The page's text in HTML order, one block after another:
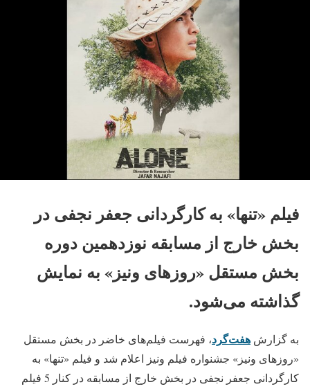
فیلم «تنها» به کارگردانی جعفر نجفی در
بخش خارج از مسابقه نوزدهمین دوره
بخش مستقل «روزهای ونیز» به نمایش
گذاشته می‌شود.
به گزارش هفت‌گرد، فهرست فیلم‌های خاضر در بخش مستقل
«روزهای ونیز» جشنواره فیلم ونیز اعلام شد و فیلم «تنها» به
کارگردانی جعفر نجفی در بخش خارج از مسابقه در کنار 5 فیلم